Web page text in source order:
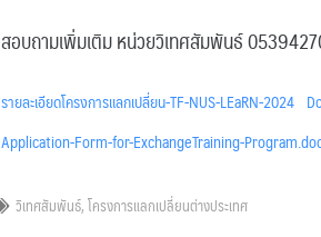
สอบถามเพิ่มเติม หน่วยวิเทศสัมพันธ์
รายละเอียดโครงการแลกเปลี่ยน-TF-NUS-LEaRN-2024
Application-Form-for-ExchangeTraining-
วิเทศสัมพันธ์,โครงการแลกเปลี่ยนต่างประเทศ